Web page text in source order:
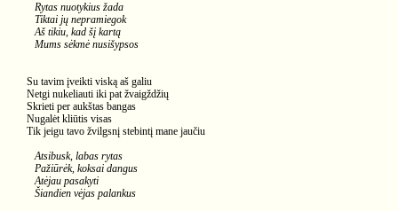
Rytas nuotykius žada
Tiktai jų nepramiegok
Aš tikiu, kad šį kartą
Mums sėkmė nusišypsos
Su tavim įveikti viską aš galiu
Netgi nukeliauti iki pat žvaigždžių
Skrieti per aukštas bangas
Nugalėt kliūtis visas
Tik jeigu tavo žvilgsnį stebintį mane jaučiu
Atsibusk, labas rytas
Pažiūrėk, koksai dangus
Atėjau pasakyti
Šiandien vėjas palankus